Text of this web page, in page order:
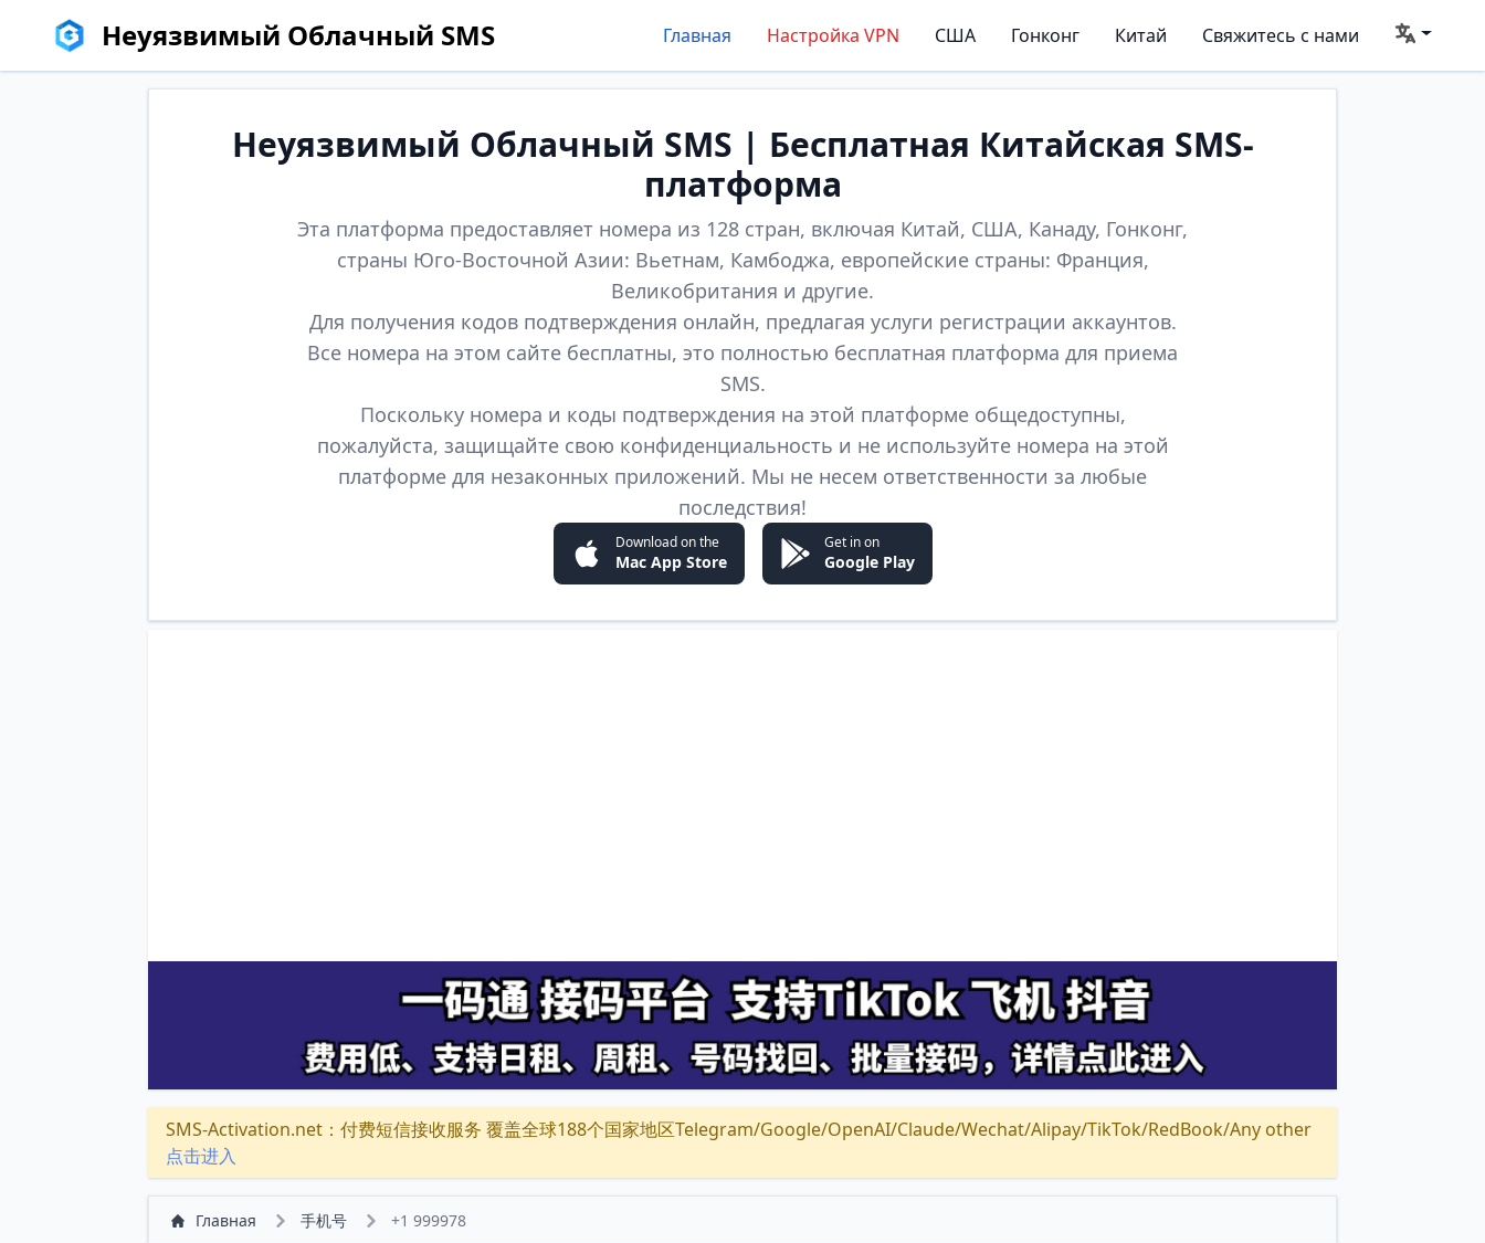
Неуязвимый Облачный SMS Главная Настройка VPN США Гонконг Китай Свяжитесь с нами
Неуязвимый Облачный SMS | Бесплатная Китайская SMS-
платформа
Эта платформа предоставляет номера из 128 стран, включая Китай, США, Канаду, Гонконг,
страны Юго-Восточной Азии: Вьетнам, Камбоджа, европейские страны: Франция,
Великобритания и другие.
Для получения кодов подтверждения онлайн, предлагая услуги регистрации аккаунтов.
Все номера на этом сайте бесплатны, это полностью бесплатная платформа для приема
SMS.
Поскольку номера и коды подтверждения на этой платформе общедоступны,
пожалуйста, защищайте свою конфиденциальность и не используйте номера на этой
платформе для незаконных приложений. Мы не несем ответственности за любые
последствия!
Download on the
Mac App Store
Get in on
Google Play
SMS-Activation.net：付费短信接收服务 覆盖全球188个国家地区Telegram/Google/OpenAI/Claude/Wechat/Alipay/TikTok/RedBook/Any other
点击进入
Главная 手机号 +1 999978